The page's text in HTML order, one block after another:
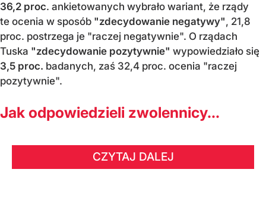
36,2 proc. ankietowanych wybrało wariant, że rządy
te ocenia w sposób "zdecydowanie negatywy", 21,8
proc. postrzega je "raczej negatywnie". O rządach
Tuska "zdecydowanie pozytywnie" wypowiedziało się
3,5 proc. badanych, zaś 32,4 proc. ocenia "raczej
pozytywnie".
Jak odpowiedzieli zwolennicy...
CZYTAJ DALEJ